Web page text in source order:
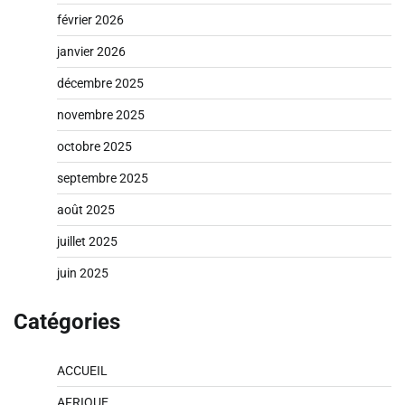
février 2026
janvier 2026
décembre 2025
novembre 2025
octobre 2025
septembre 2025
août 2025
juillet 2025
juin 2025
Catégories
ACCUEIL